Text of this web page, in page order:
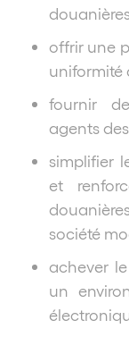
offrir une
uniformité
fournir
agents
simplifier
et
société
achever
un